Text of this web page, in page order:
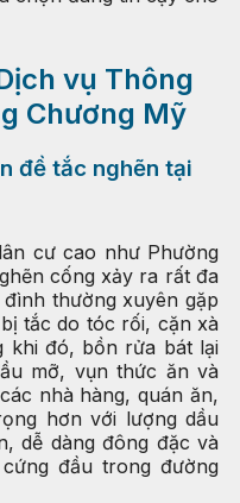
vụ Thông
Chương Mỹ
đề tắc nghẽn tại
cư cao như Phường
cống xảy ra rất đa
thường xuyên gặp
tắc do tóc rối, cặn xà
khi đó, bồn rửa bát lại
mỡ, vụn thức ăn và
nhà hàng, quán ăn,
hơn với lượng dầu
dễ dàng đông đặc và
đầu trong đường